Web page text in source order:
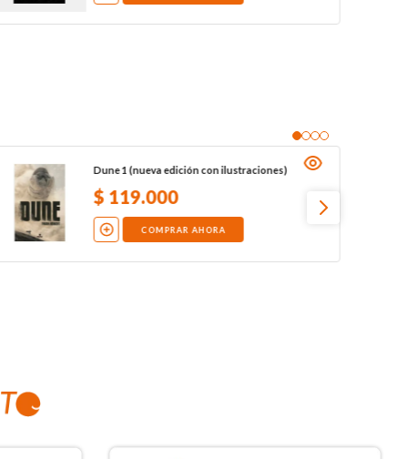
Dune 1 (nueva edición con ilustraciones)
$ 119.000
COMPRAR AHORA